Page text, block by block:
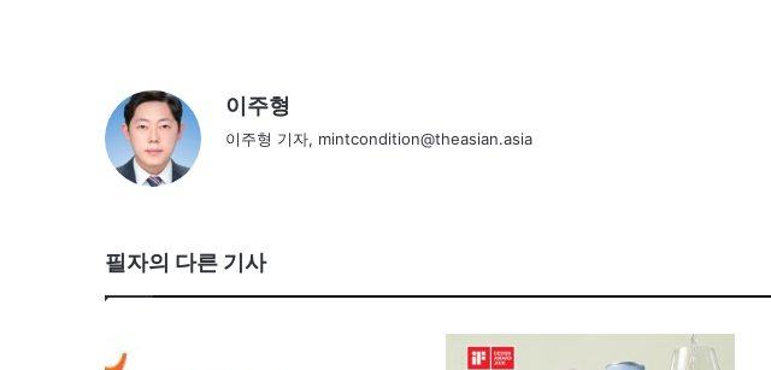
이주형
이주형 기자, mintcondition@theasian.asia
필자의 다른 기사